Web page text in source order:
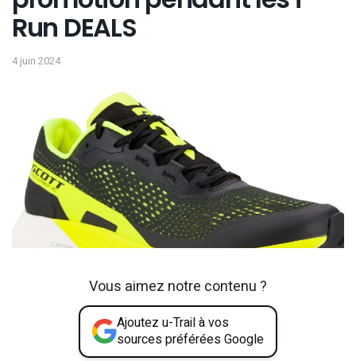
Run DEALS
4 juin 2024
Vous aimez notre contenu ?
Ajoutez u-Trail à vos
sources préférées Google